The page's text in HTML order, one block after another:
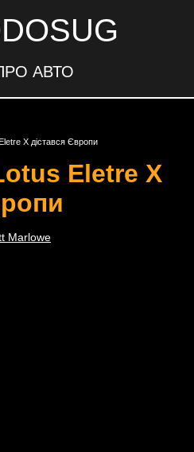
АВТО
X дістався Європи
Eletre X
Marlowe